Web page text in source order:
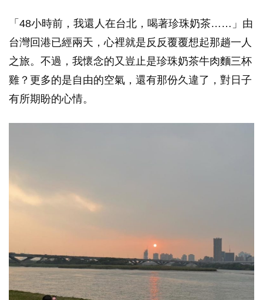
「48小時前，我還人在台北，喝著珍珠奶茶……」由
台灣回港已經兩天，心裡就是反反覆覆想起那趟一人
之旅。不過，我懷念的又豈止是珍珠奶茶牛肉麵三杯
雞？更多的是自由的空氣，還有那份久違了，對日子
有所期盼的心情。